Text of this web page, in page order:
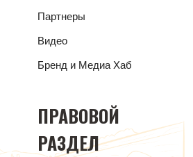
Партнеры
Видео
Бренд и Медиа Хаб
ПРАВОВОЙ
РАЗДЕЛ